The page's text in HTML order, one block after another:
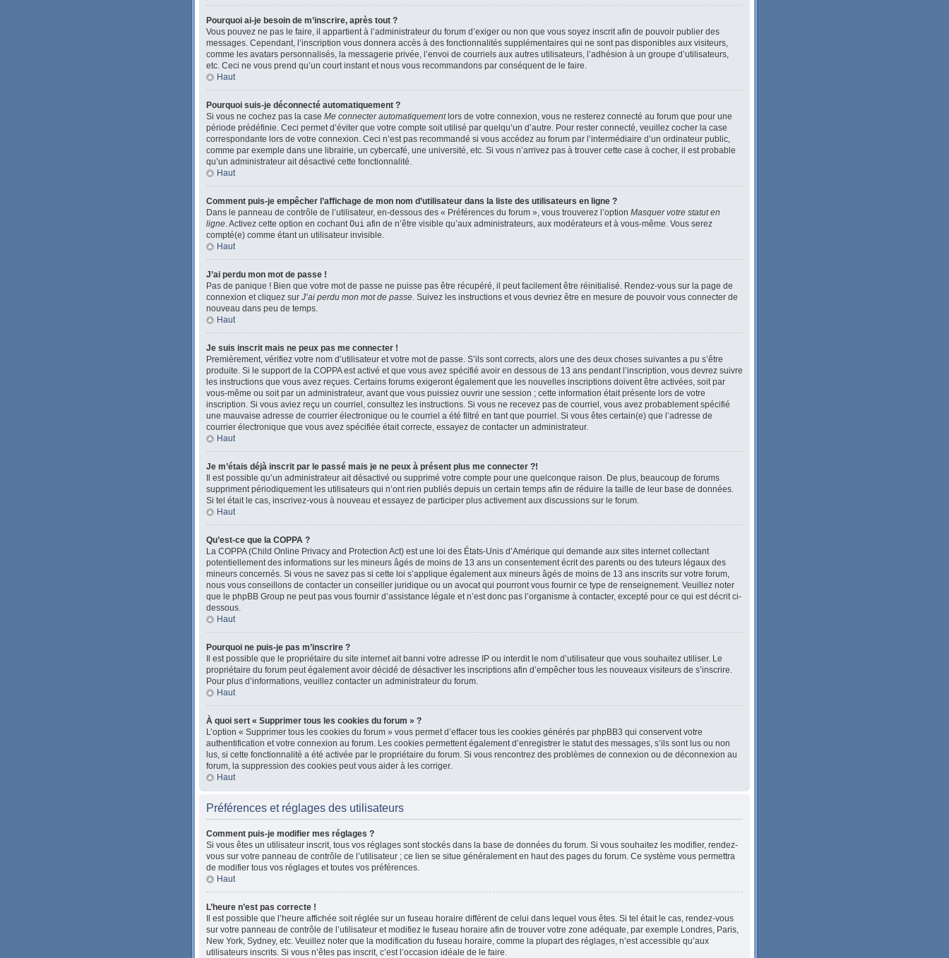
Pourquoi ai-je besoin de m’inscrire, après tout ?
Vous pouvez ne pas le faire, il appartient à l’administrateur du forum d’exiger ou non que vous soyez inscrit afin de pouvoir publier des
messages. Cependant, l’inscription vous donnera accès à des fonctionnalités supplémentaires qui ne sont pas disponibles aux visiteurs,
comme les avatars personnalisés, la messagerie privée, l’envoi de courriels aux autres utilisateurs, l’adhésion à un groupe d’utilisateurs,
etc. Ceci ne vous prend qu’un court instant et nous vous recommandons par conséquent de le faire.
Haut
Pourquoi suis-je déconnecté automatiquement ?
Si vous ne cochez pas la case Me connecter automatiquementlors de votre connexion, vous ne resterez connecté au forum que pour une
période prédéfinie. Ceci permet d’éviter que votre compte soit utilisé par quelqu’un d’autre. Pour rester connecté, veuillez cocher la case
correspondante lors de votre connexion. Ceci n’est pas recommandé si vous accédez au forum par l’intermédiaire d’un ordinateur public,
comme par exemple dans une librairie, un cybercafé, une université, etc. Si vous n’arrivez pas à trouver cette case à cocher, il est probable
qu’un administrateur ait désactivé cette fonctionnalité.
Haut
Comment puis-je empêcher l’affichage de mon nom d’utilisateur dans la liste des utilisateurs en ligne ?
Dans le panneau de contrôle de l’utilisateur, en-dessous des « Préférences du forum », vous trouverez l’option Masquer votre statut en
ligne. Activez cette option en cochantOui afin de n’être visible qu’aux administrateurs, aux modérateurs et à vous-même. Vous serez
compté(e) comme étant un utilisateur invisible.
Haut
J’ai perdu mon mot de passe !
Pas de panique ! Bien que votre mot de passe ne puisse pas être récupéré, il peut facilement être réinitialisé. Rendez-vous sur la page de
connexion et cliquez sur J’ai perdu mon mot de passe. Suivez les instructions et vous devriez être en mesure de pouvoir vous connecter de
nouveau dans peu de temps.
Haut
Je suis inscrit mais ne peux pas me connecter !
Premièrement, vérifiez votre nom d’utilisateur et votre mot de passe. S’ils sont corrects, alors une des deux choses suivantes a pu s’être
produite. Si le support de la COPPA est activé et que vous avez spécifié avoir en dessous de 13 ans pendant l’inscription, vous devrez suivre
les instructions que vous avez reçues. Certains forums exigeront également que les nouvelles inscriptions doivent être activées, soit par
vous-même ou soit par un administrateur, avant que vous puissiez ouvrir une session ; cette information était présente lors de votre
inscription. Si vous aviez reçu un courriel, consultez les instructions. Si vous ne recevez pas de courriel, vous avez probablement spécifié
une mauvaise adresse de courrier électronique ou le courriel a été filtré en tant que pourriel. Si vous êtes certain(e) que l’adresse de
courrier électronique que vous avez spécifiée était correcte, essayez de contacter un administrateur.
Haut
Je m’étais déjà inscrit par le passé mais je ne peux à présent plus me connecter ?!
Il est possible qu’un administrateur ait désactivé ou supprimé votre compte pour une quelconque raison. De plus, beaucoup de forums
suppriment périodiquement les utilisateurs qui n’ont rien publiés depuis un certain temps afin de réduire la taille de leur base de données.
Si tel était le cas, inscrivez-vous à nouveau et essayez de participer plus activement aux discussions sur le forum.
Haut
Qu’est-ce que la COPPA ?
La COPPA (Child Online Privacy and Protection Act) est une loi des États-Unis d’Amérique qui demande aux sites internet collectant
potentiellement des informations sur les mineurs âgés de moins de 13 ans un consentement écrit des parents ou des tuteurs légaux des
mineurs concernés. Si vous ne savez pas si cette loi s’applique également aux mineurs âgés de moins de 13 ans inscrits sur votre forum,
nous vous conseillons de contacter un conseiller juridique ou un avocat qui pourront vous fournir ce type de renseignement. Veuillez noter
que le phpBB Group ne peut pas vous fournir d’assistance légale et n’est donc pas l’organisme à contacter, excepté pour ce qui est décrit ci-
dessous.
Haut
Pourquoi ne puis-je pas m’inscrire ?
Il est possible que le propriétaire du site internet ait banni votre adresse IP ou interdit le nom d’utilisateur que vous souhaitez utiliser. Le
propriétaire du forum peut également avoir décidé de désactiver les inscriptions afin d’empêcher tous les nouveaux visiteurs de s’inscrire.
Pour plus d’informations, veuillez contacter un administrateur du forum.
Haut
À quoi sert « Supprimer tous les cookies du forum » ?
L’option « Supprimer tous les cookies du forum » vous permet d’effacer tous les cookies générés par phpBB3 qui conservent votre
authentification et votre connexion au forum. Les cookies permettent également d’enregistrer le statut des messages, s’ils sont lus ou non
lus, si cette fonctionnalité a été activée par le propriétaire du forum. Si vous rencontrez des problèmes de connexion ou de déconnexion au
forum, la suppression des cookies peut vous aider à les corriger.
Haut
Préférences et réglages des utilisateurs
Comment puis-je modifier mes réglages ?
Si vous êtes un utilisateur inscrit, tous vos réglages sont stockés dans la base de données du forum. Si vous souhaitez les modifier, rendez-
vous sur votre panneau de contrôle de l’utilisateur ; ce lien se situe généralement en haut des pages du forum. Ce système vous permettra
de modifier tous vos réglages et toutes vos préférences.
Haut
L’heure n’est pas correcte !
Il est possible que l’heure affichée soit réglée sur un fuseau horaire différent de celui dans lequel vous êtes. Si tel était le cas, rendez-vous
sur votre panneau de contrôle de l’utilisateur et modifiez le fuseau horaire afin de trouver votre zone adéquate, par exemple Londres, Paris,
New York, Sydney, etc. Veuillez noter que la modification du fuseau horaire, comme la plupart des réglages, n’est accessible qu’aux
utilisateurs inscrits. Si vous n’êtes pas inscrit, c’est l’occasion idéale de le faire.